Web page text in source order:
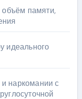
объём памяти,
идеального
наркомании с